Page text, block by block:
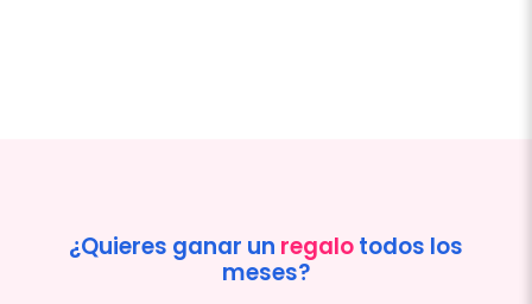
¿Quieres ganar un regalotodos los
meses?